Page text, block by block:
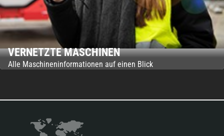
VERNETZTE MASCHINEN
Alle Maschineninformationen auf einen Blick